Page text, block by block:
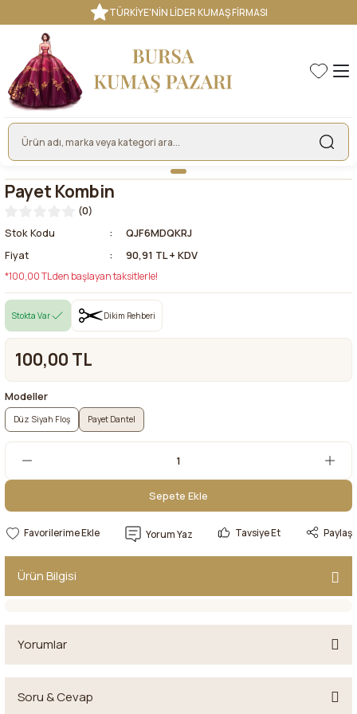
TÜRKİYE'NİN LİDER KUMAŞ FİRMASI
Payet Kombin
(0)
Stok Kodu
QJF6MDQKRJ
Fiyat
90,91 TL + KDV
*100,00 TL den başlayan taksitlerle!
Stokta Var Dikim Rehberi
100,00 TL
Modeller
Düz Siyah Floş Payet Dantel
Sepete Ekle
Sepete Ekle
Yorum Yaz Tavsiye Et Paylaş
Ürün Bilgisi
Yorumlar
Soru & Cevap